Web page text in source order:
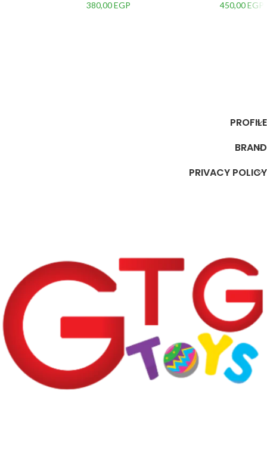
450,00EGP
380,00EGP
PROFILE
BRAND
PRIVACY POLICY